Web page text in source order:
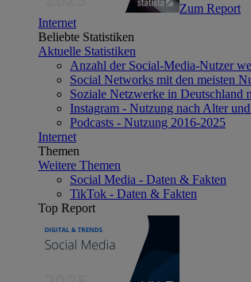
Zum Report
Internet
Beliebte Statistiken
Aktuelle Statistiken
Anzahl der Social-Media-Nutzer
Social Networks mit den meisten
Soziale Netzwerke in Deutschland
Instagram - Nutzung nach Alter
Podcasts - Nutzung 2016-2025
Internet
Themen
Weitere Themen
Social Media - Daten & Fakten
TikTok - Daten & Fakten
Top Report